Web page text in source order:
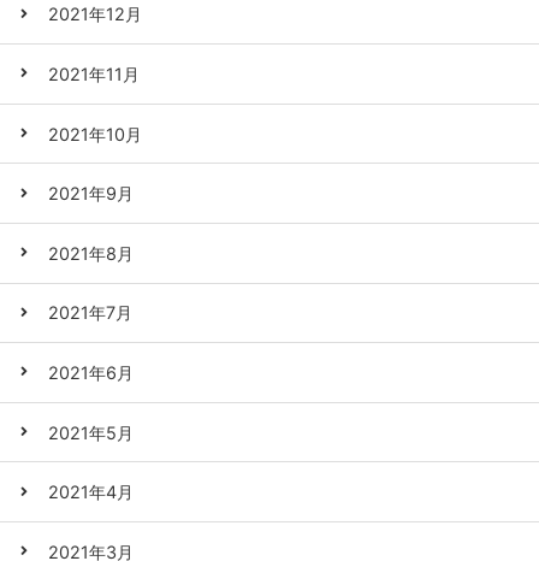
2021年12月
2021年11月
2021年10月
2021年9月
2021年8月
2021年7月
2021年6月
2021年5月
2021年4月
2021年3月